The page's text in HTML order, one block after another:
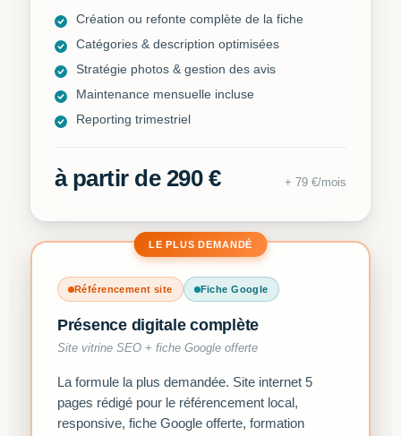
Création ou refonte complète de la fiche
Catégories & description optimisées
Stratégie photos & gestion des avis
Maintenance mensuelle incluse
Reporting trimestriel
à partir de 290 € + 79 €/mois
LE PLUS DEMANDÉ
Référencement site Fiche Google
Présence digitale complète
Site vitrine SEO + fiche Google offerte
La formule la plus demandée. Site internet 5
pages rédigé pour le référencement local,
responsive, fiche Google offerte, formation